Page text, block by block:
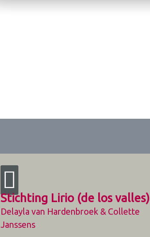
Stichting Lirio (de los valles)
Delayla van Hardenbroek & Collette
Janssens